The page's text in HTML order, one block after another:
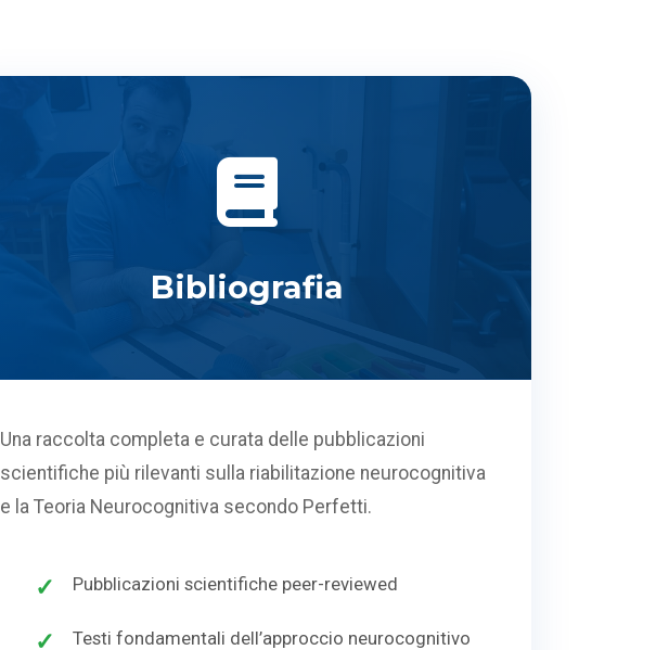
Bibliografia
Una raccolta completa e curata delle pubblicazioni
scientifiche più rilevanti sulla riabilitazione neurocognitiva
e la Teoria Neurocognitiva secondo Perfetti.
Pubblicazioni scientifiche peer-reviewed
Testi fondamentali dell’approccio neurocognitivo